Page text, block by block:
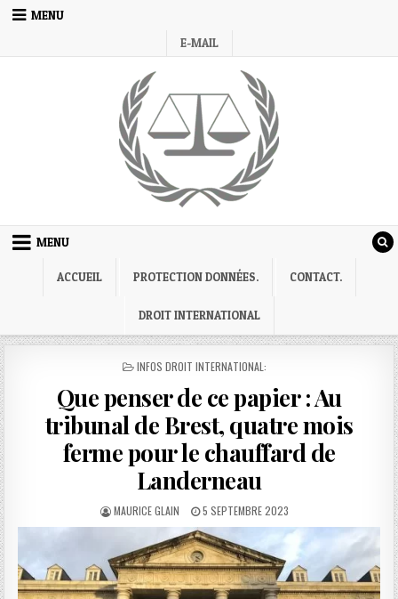
Skip
MENU
E-MAIL
MENU
ACCUEIL PROTECTION DONNÉES. CONTACT.
DROIT INTERNATIONAL
POSTED
INFOS DROIT INTERNATIONAL:
Que penser de ce papier : Au
tribunal de Brest, quatre mois
ferme pour le chauffard de
Landerneau
AUTHOR:
MAURICE GLAIN
PUBLISHED
DATE:
5 SEPTEMBRE 2023